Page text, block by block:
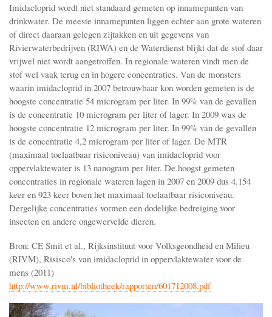
Imidacloprid wordt niet standaard gemeten op innamepunten van
drinkwater. De meeste innamepunten liggen echter aan grote wateren
of direct daaraan gelegen zijtakken en uit gegevens van
Rivierwaterbedrijven (RIWA) en de Waterdienst blijkt dat de stof daar
vrijwel niet wordt aangetroffen. In regionale wateren vindt men de
stof wel vaak terug en in hogere concentraties. Van de monsters
waarin imidacloprid in 2007 betrouwbaar kon worden gemeten is de
hoogste concentratie 54 microgram per liter. In 99% van de gevallen
is de concentratie 10 microgram per liter of lager. In 2009 was de
hoogste concentratie 12 microgram per liter. In 99% van de gevallen
is de concentratie 4,2 microgram per liter of lager. De MTR
(maximaal toelaatbaar risiconiveau) van imidacloprid voor
oppervlaktewater is 13 nanogram per liter. De hoogst gemeten
concentraties in regionale wateren lagen in 2007 en 2009 dus 4.154
keer en 923 keer boven het maximaal toelaatbaar risiconiveau.
Dergelijke concentraties vormen een dodelijke bedreiging voor
insecten en andere ongewervelde dieren.
Bron: CE Smit et al., Rijksinstituut voor Volksgeondheid en Milieu
(RIVM), Risisco's van imidacloprid in oppervlaktewater voor de
mens (2011)
http://www.rivm.nl/bibliotheek/rapporten/601712008.pdf